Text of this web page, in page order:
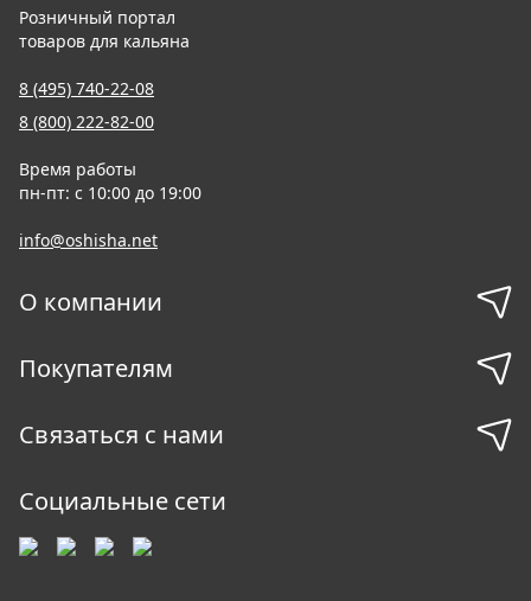
Розничный портал
товаров для кальяна
8 (495) 740-22-08
8 (800) 222-82-00
Время работы
пн-пт: с 10:00 до 19:00
info@oshisha.net
О компании
Покупателям
Связаться с нами
Социальные сети